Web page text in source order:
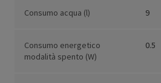
Consumo acqua (l) 9
Consumo energetico
modalità spento (W)
0.5